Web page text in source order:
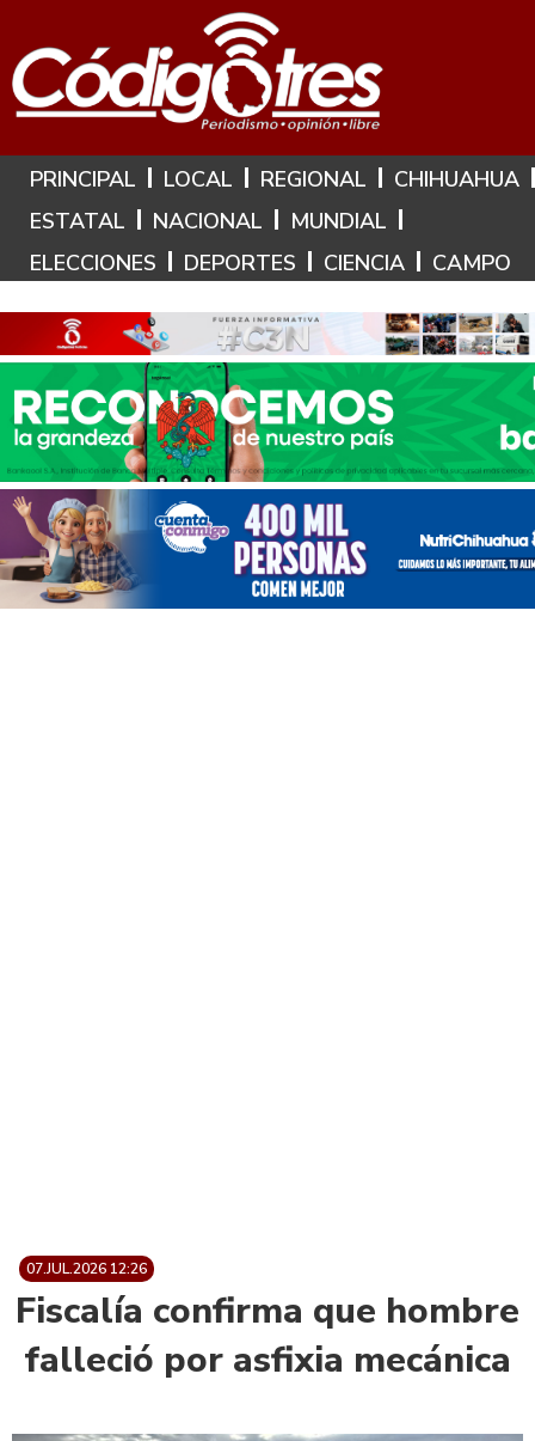
Hoy es: 8 de Agosto de 2026
PRINCIPAL LOCAL REGIONAL
CHIHUAHUA
ESTATAL
NACIONAL
MUNDIAL
ELECCIONES
DEPORTES CIENCIA CAMPO
07.JUL.2026 12:26
Fiscalía confirma que hombre
falleció por asfixia mecánica